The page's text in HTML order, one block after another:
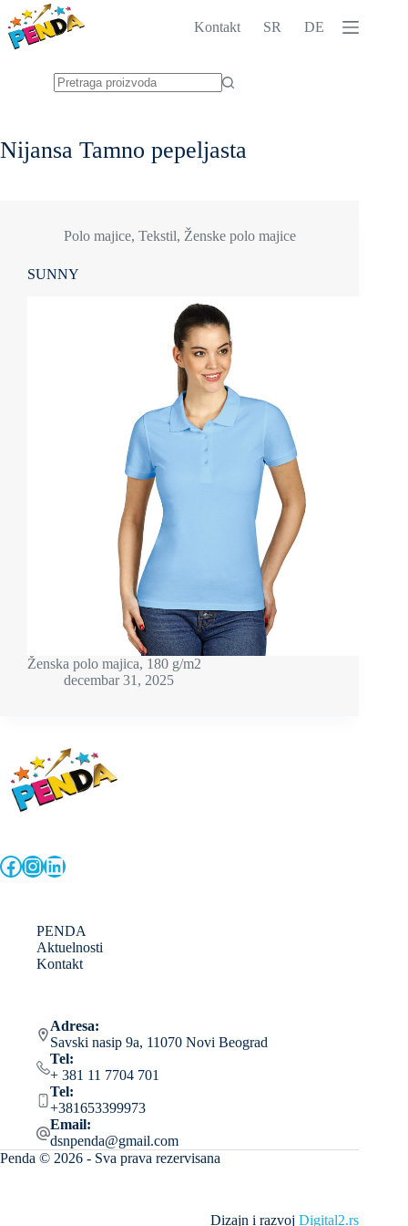
to
content
Kontakt SR DE
Nijansa Tamno pepeljasta
Polo majice, Tekstil, Ženske polo majice
SUNNY
Ženska polo majica, 180 g/m2
decembar 31, 2025
Facebook
Instagram
LinkedIn
PENDA
Aktuelnosti
Kontakt
Adresa:
Savski nasip 9a, 11070 Novi Beograd
Tel:
+ 381 11 7704 701
Tel:
+381653399973
Email:
dsnpenda@gmail.com
Penda © 2026 - Sva prava rezervisana
Dizajn i razvojDigital2.rs